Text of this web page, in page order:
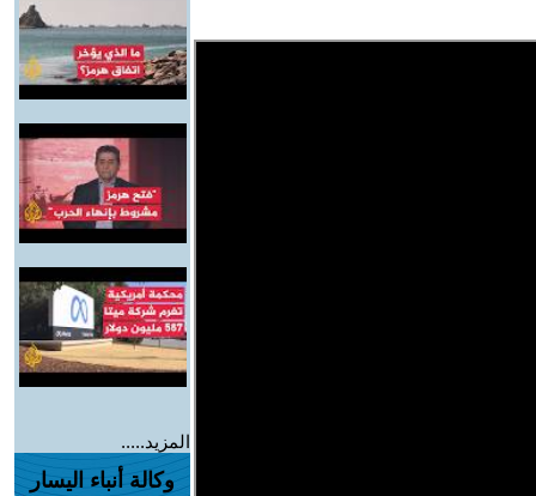
المزيد.....
وكالة أنباء اليسار